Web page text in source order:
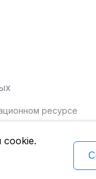
ресурсе
cookie.